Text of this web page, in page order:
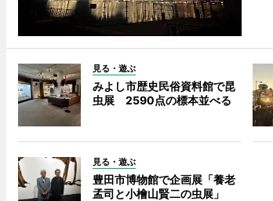
見る・遊ぶ
みよし市歴史民俗資料館で昆
虫展 2590点の標本並べる
見る・遊ぶ
豊田市博物館で企画展「養老
孟司と小檜山賢二の虫展」